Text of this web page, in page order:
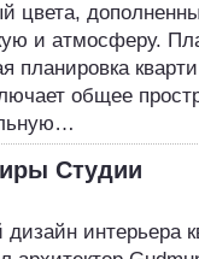
цвета,
и атмосферу.
планировка
общее
Студии
интерьера